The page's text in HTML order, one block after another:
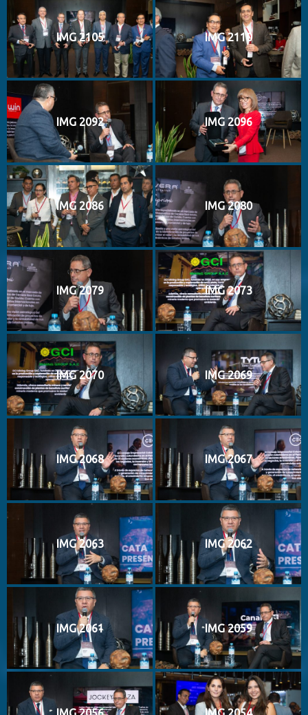
IMG 2105 IMG 2110
IMG 2092 IMG 2096
IMG 2086 IMG 2080
IMG 2079 IMG 2073
IMG 2070 IMG 2069
IMG 2068 IMG 2067
IMG 2063 IMG 2062
IMG 2061 IMG 2059